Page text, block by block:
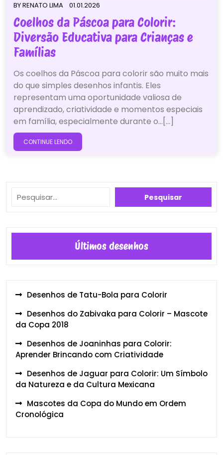
BYRENATO LIMA 01.01.2026
Coelhos da Páscoa para Colorir:
Diversão Educativa para Crianças e
Famílias
Os coelhos da Páscoa para colorir são muito mais
do que simples desenhos infantis. Eles
representam uma oportunidade valiosa de
aprendizado, criatividade e momentos especiais
em família, especialmente durante o…[...]
CONTINUE LENDO
Pesquisar Pesquisar
Últimos desenhos
Desenhos de Tatu-Bola para Colorir
Desenhos do Zabivaka para Colorir – Mascote
da Copa 2018
Desenhos de Joaninhas para Colorir:
Aprender Brincando com Criatividade
Desenhos de Jaguar para Colorir: Um Símbolo
da Natureza e da Cultura Mexicana
Mascotes da Copa do Mundo em Ordem
Cronológica